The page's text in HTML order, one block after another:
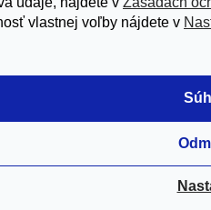
vlastnej voľby nájdete v